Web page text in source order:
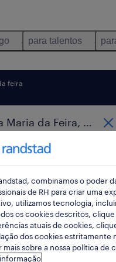
para talentos
feira
em Santa
combinamos o poder
de RH para criar uma
utilizamos tecnologia,
os cookies descritos, clique
atuais de cookies,
dos cookies estritamente
mais sobre a nossa política de